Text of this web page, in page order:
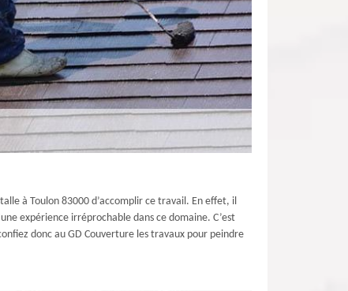
à Toulon 83000 d’accomplir ce travail. En effet, il
expérience irréprochable dans ce domaine. C’est
donc au GD Couverture les travaux pour peindre